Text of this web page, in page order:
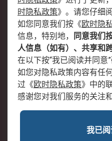
欧时销售条款
企业集团
关于我们
加入我们
沪公网安备
时隐私政策》 。请您仔细阅
如您同意我们按 《欧时隐
信息，特别地，
同意我们
人信息（如有）、共享和
在以下按“我已阅读并同意”
如您对隐私政策内容有任
过 《欧时隐私政策》 中的
感谢您对我们服务的关注和
我已